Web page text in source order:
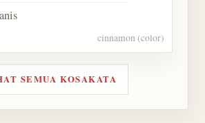
cinnamon (color)
SEMUA KOSAKATA